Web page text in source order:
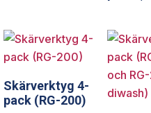
Skärverktyg 4-
pack (RG-200)